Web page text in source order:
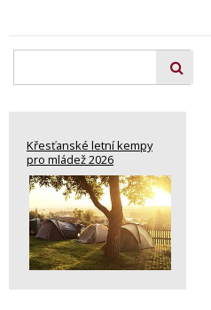
Křesťanské letní kempy
pro mládež 2026